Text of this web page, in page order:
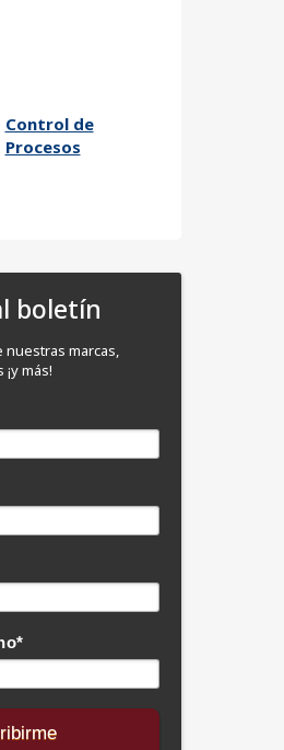
Control de
Procesos
boletín
nuestras marcas,
más!
*